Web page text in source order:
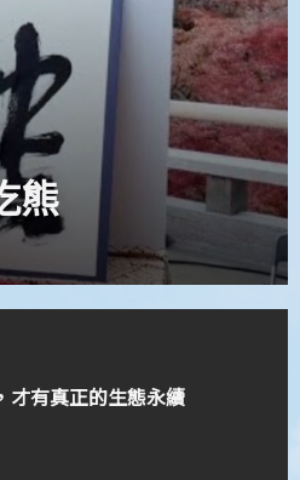
秘
的導航系統
：禪就是禪
才有真正的生態永續